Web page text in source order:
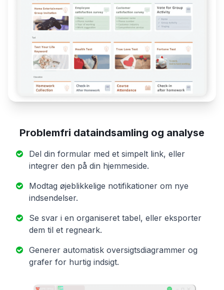
Problemfri dataindsamling og analyse
Del din formular med et simpelt link, eller
integrer den på din hjemmeside.
Modtag øjeblikkelige notifikationer om nye
indsendelser.
Se svar i en organiseret tabel, eller eksporter
dem til et regneark.
Generer automatisk oversigtsdiagrammer og
grafer for hurtig indsigt.